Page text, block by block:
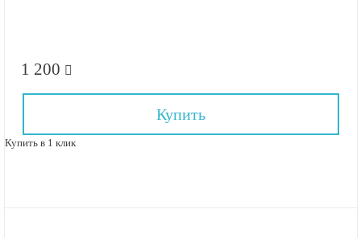
1 200
Купить
Купить в 1 клик